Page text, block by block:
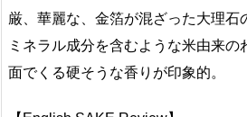
厳、華麗な、金箔が混ざった大理石
ミネラル成分を含むような米由来の
面でくる硬そうな香りが印象的。